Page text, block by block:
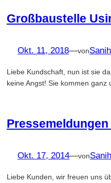
Großbaustelle
Okt. 11, 2018—von
Liebe Kundschaft, nun ist sie
keine Angst! Sie kommen ganz
Okt. 17, 2014—von
Liebe Kunden, wir freuen uns